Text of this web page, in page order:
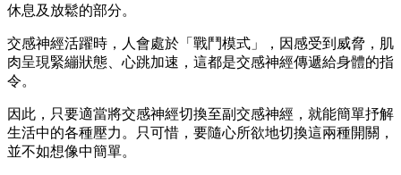
休息及放鬆的部分。
交感神經活躍時，人會處於「戰鬥模式」，因感受到威脅，肌
肉呈現緊繃狀態、心跳加速，這都是交感神經傳遞給身體的指
令。
因此，只要適當將交感神經切換至副交感神經，就能簡單抒解
生活中的各種壓力。只可惜，要隨心所欲地切換這兩種開關，
並不如想像中簡單。